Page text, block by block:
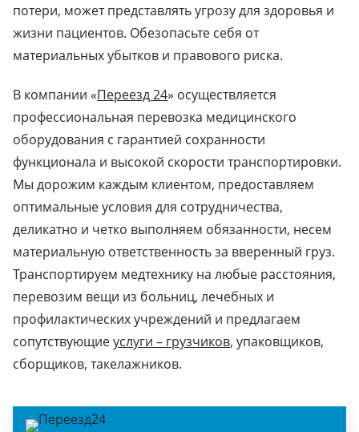
потери, может представлять угрозу для здоровья и
жизни пациентов. Обезопасьте себя от
материальных убытков и правового риска.
В компании «Переезд 24» осуществляется
профессиональная перевозка медицинского
оборудования с гарантией сохранности
функционала и высокой скорости транспортировки.
Мы дорожим каждым клиентом, предоставляем
оптимальные условия для сотрудничества,
деликатно и четко выполняем обязанности, несем
материальную ответственность за вверенный груз.
Транспортируем медтехнику на любые расстояния,
перевозим вещи из больниц, лечебных и
профилактических учреждений и предлагаем
сопутствующиеуслуги – грузчиков, упаковщиков,
сборщиков, такелажников.